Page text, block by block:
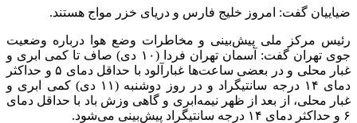
ضیاییان گفت: امروز خلیج فارس و دریای خزر مواج هستند.
رئیس مرکز ملی پیش‌بینی و مخاطرات وضع هوا درباره وضعیت
جوی تهران گفت: آسمان تهران فردا (۱۰ دی) صاف تا کمی ابری و
غبار محلی و در بعضی ساعت‌ها غبارآلود با حداقل دمای ۵ و حداکثر
دمای ۱۴ درجه سانتیگراد و در ‌روز دوشنبه (۱۱ دی) کمی ابری و
غبار محلی، از بعد از ظهر نیمه‌ابری و گاهی وزش باد با حداقل دمای
۶ و حداکثر دمای ۱۴ درجه سانتیگراد پیش‌بینی می‌شود.